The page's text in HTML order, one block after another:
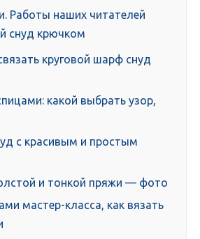
Работы наших читателей
снуд крючком
круговой шарф снуд
какой выбрать узор,
с красивым и простым
и тонкой пряжи — фото
мастер-класса, как вязать